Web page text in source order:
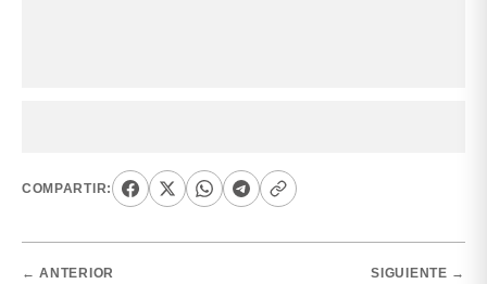
COMPARTIR:
← ANTERIOR SIGUIENTE →